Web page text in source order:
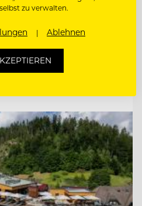
(M/W/D)
zu verwalten.
Ablehnen